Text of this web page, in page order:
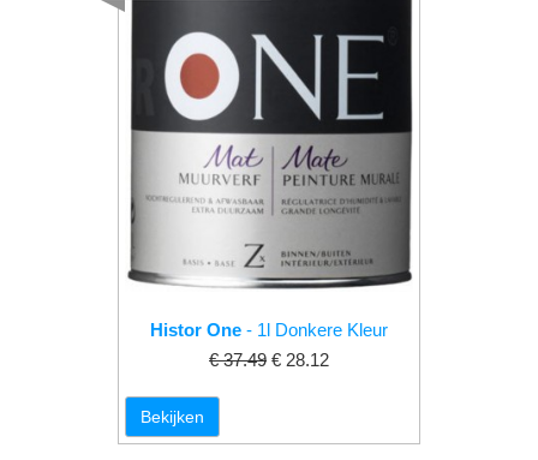
Histor One - 1l Donkere Kleur
€ 37.49 € 28.12
Bekijken